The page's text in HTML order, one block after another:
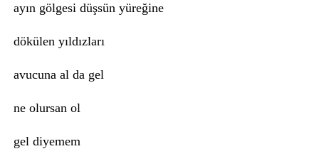
ayın gölgesi düşsün yüreğine
dökülen yıldızları
avucuna al da gel
ne olursan ol
gel diyemem